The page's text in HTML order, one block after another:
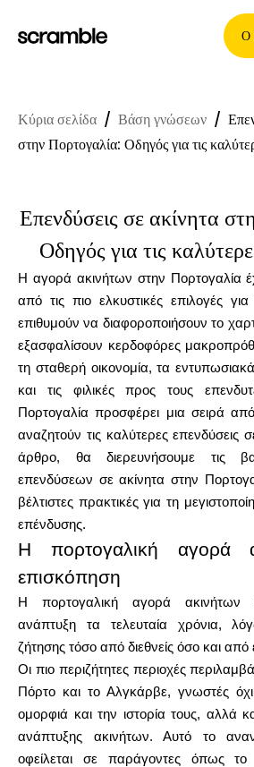
Ο
Κύρια
Όροι ανάθεσης
Γκαλερί
Επιλογή
Ιστορικό
Ιστολόγιο
Επικοινωνήστε
Κύρια σελίδα / Βάση γνώσεων /
στην Πορτογαλία: Οδηγός για τις
Επενδύσεις σε ακίνητα
Οδηγός για τις
Η αγορά ακινήτων στην Πορτογαλία
από τις πιο ελκυστικές επιλογές
επιθυμούν να διαφοροποιήσουν το
εξασφαλίσουν κερδοφόρες
τη σταθερή οικονομία, τα
και τις φιλικές προς τους
Πορτογαλία προσφέρει μια σειρά
αναζητούν τις καλύτερες επενδύσεις
άρθρο, θα διερευνήσουμε τις
επενδύσεων σε ακίνητα στην
βέλτιστες πρακτικές για τη
επένδυσης.
Η πορτογαλική αγορά
επισκόπηση
Η πορτογαλική αγορά ακινήτων
ανάπτυξη τα τελευταία χρόνια,
ζήτησης τόσο από διεθνείς όσο και
Οι πιο περιζήτητες περιοχές
Πόρτο και το Αλγκάρβε, γνωστές
ομορφιά και την ιστορία τους, αλλά
ανάπτυξης ακινήτων. Αυτό το
οφείλεται σε παράγοντες όπως το